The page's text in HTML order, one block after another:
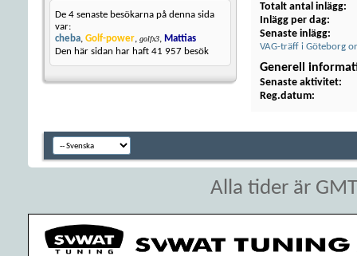
De 4 senaste besökarna på denna sida
var:
cheba, Golf-power, golfx3, Mattias
Den här sidan har haft 41 957 besök
Totalt antal inlägg
Inlägg per dag
Senaste inlägg
VAG-träff i Göteborg
Generell
Senaste aktivitet
Reg.datum
Alla tider är